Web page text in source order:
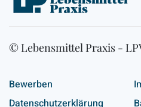
© Lebensmittel Praxis -
Bewerben
Datenschutzerklärung